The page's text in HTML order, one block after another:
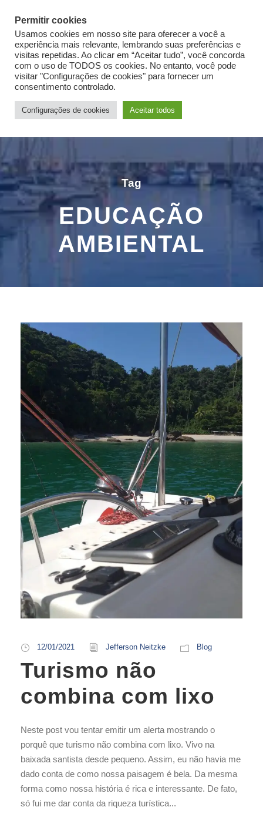
Login Sign Up
Tag
EDUCAÇÃO
AMBIENTAL
12/01/2021 Jefferson Neitzke Blog
Turismo não
combina com lixo
Neste post vou tentar emitir um alerta mostrando o
porquê que turismo não combina com lixo. Vivo na
baixada santista desde pequeno. Assim, eu não havia me
dado conta de como nossa paisagem é bela. Da mesma
forma como nossa história é rica e interessante. De fato,
só fui me dar conta da riqueza turística...
Permitir cookies
Usamos cookies em nosso site para oferecer a você a
experiência mais relevante, lembrando suas preferências e
visitas repetidas. Ao clicar em “Aceitar tudo”, você concorda
com o uso de TODOS os cookies. No entanto, você pode
visitar "Configurações de cookies" para fornecer um
consentimento controlado.
Configurações de cookies Aceitar todos